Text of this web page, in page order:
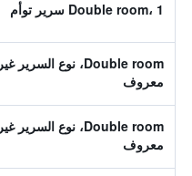
Double room، 1 سرير توأم
Double room، نوع السرير غير
معروف
Double room، نوع السرير غير
معروف